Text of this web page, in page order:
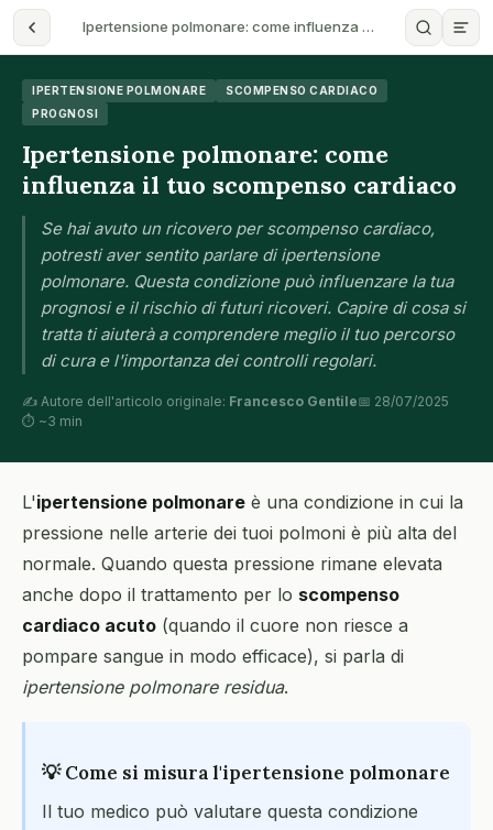
Ipertensione polmonare: come influenza …
IPERTENSIONE POLMONARE
SCOMPENSO CARDIACO
PROGNOSI
Ipertensione polmonare: come
influenza il tuo scompenso cardiaco
Se hai avuto un ricovero per scompenso cardiaco,
potresti aver sentito parlare di ipertensione
polmonare. Questa condizione può influenzare la tua
prognosi e il rischio di futuri ricoveri. Capire di cosa si
tratta ti aiuterà a comprendere meglio il tuo percorso
di cura e l'importanza dei controlli regolari.
✍️ Autore dell'articolo originale: Francesco Gentile📅 28/07/2025
⏱ ~3 min
L'ipertensione polmonare è una condizione in cui la
pressione nelle arterie dei tuoi polmoni è più alta del
normale. Quando questa pressione rimane elevata
anche dopo il trattamento per lo scompenso
cardiaco acuto (quando il cuore non riesce a
pompare sangue in modo efficace), si parla di
ipertensione polmonare residua.
💡 Come si misura l'ipertensione polmonare
Il tuo medico può valutare questa condizione